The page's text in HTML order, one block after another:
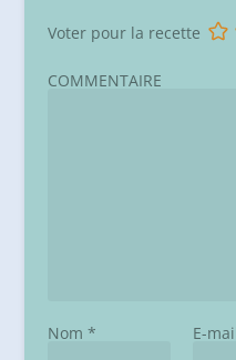
Voter pour la recette
COMMENTAIRE
Nom * E-